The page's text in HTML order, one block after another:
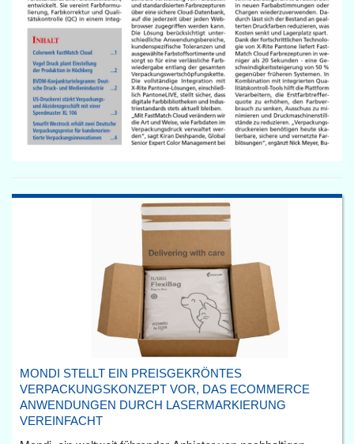
MONDI STELLT EIN PREISGEKRÖNTES
VERPACKUNGSKONZEPT VOR, DAS ECOMMERCE
ANWENDUNGEN DURCH LASERMARKIERUNG
VEREINFACHT